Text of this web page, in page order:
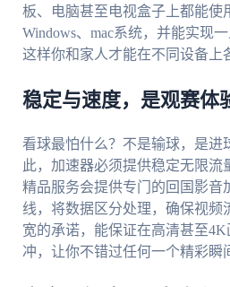
板、电脑甚至电视盒子上都能使
Windows、mac系统，并能实现
这样你和家人才能在不同设备上
稳定与速度，是观赛体
看球最怕什么？不是输球，是进
此，加速器必须提供稳定无限流
精品服务会提供专门的回国影音
线，将数据区分处理，确保视频
宽的承诺，能保证在高清甚至
冲，让你不错过任何一个精彩瞬